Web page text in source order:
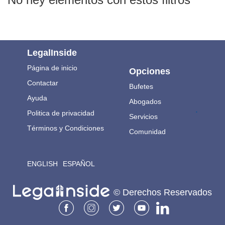
LegalInside
Página de inicio
Contactar
Ayuda
Politica de privacidad
Términos y Condiciones
ENGLISH ESPAÑOL
Opciones
Bufetes
Abogados
Servicios
Comunidad
.
© Derechos Reservados